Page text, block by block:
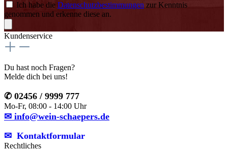
Ich habe die Datenschutzbestimmungen zur Kenntnis
genommen und erkenne diese an.
Kundenservice
Du hast noch Fragen?
Melde dich bei uns!
✆ 02456 / 9999 777
Mo-Fr, 08:00 - 14:00 Uhr
✉ info@wein-schaepers.de
✉︎ Kontaktformular
Rechtliches